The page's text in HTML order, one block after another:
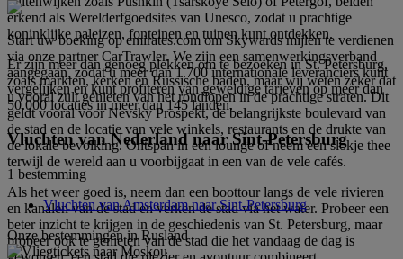
erkend als Werelderfgoedsites van Unesco, zodat u prachtige
koninklijke paleizen, fonteinen en tuinen kunt ontdekken.
Er zijn meer dan genoeg plekken om te bezoeken in St. Petersburg,
zoals markten, kerken en Russische baden, maar wij weten zeker dat
u vooral zult genieten van het rondlopen in de prachtige straten. Dit
geldt vooral voor Nevsky Prospekt, de belangrijkste boulevard van
de stad en de locatie van vele winkels, restaurants en de drukte van
de lokale bevolking. Ontspan in een lounge of neem een slokje thee
terwijl de wereld aan u voorbijgaat in een van de vele cafés.
Als het weer goed is, neem dan een boottour langs de vele rivieren
en kanalen van de stad en verken de stad via het water. Probeer een
beter inzicht te krijgen in de geschiedenis van St. Petersburg, maar
probeer ook te genieten van de stad die het vandaag de dag is
Start uw boeking op emirates.com om Skywards mijlen te verdienen
via onze partner CarTrawler. We zijn een samenwerkingsverband
aangegaan, zodat u meer dan 1.700 internationale leveranciers kunt
vergelijken en kunt profiteren van geweldige tarieven op meer dan
50.000 locaties in meer dan 145 landen.
Vluchten van Nederland naar Sint-Petersburg
1 bestemming
Vluchten van Amsterdam naar Sint-Petersburg
Onze bestemmingen in Rusland